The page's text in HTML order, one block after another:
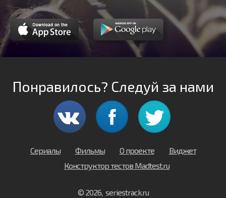
Понравилось? Следуй за нами
Сериалы Фильмы О проекте
Виджет
Конструктор тестов Madtest.ru
© 2026, seriestrack.ru